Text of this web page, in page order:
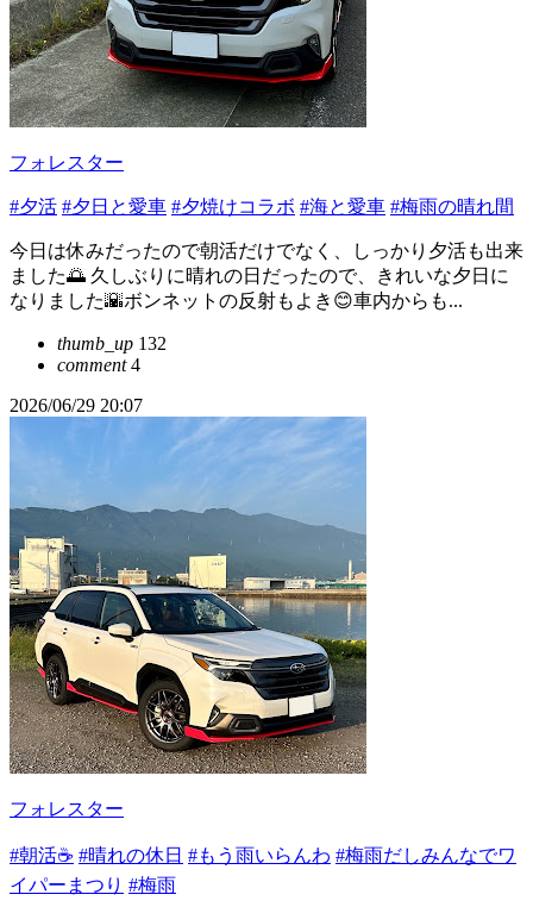
フォレスター
#夕活 #夕日と愛車 #夕焼けコラボ #海と愛車 #梅雨の晴れ間
今日は休みだったので朝活だけでなく、しっかり夕活も出来
ました🌅 久しぶりに晴れの日だったので、きれいな夕日に
なりました🌇ボンネットの反射もよき😊車内からも...
thumb_up 132
comment4
2026/06/29 20:07
フォレスター
#朝活☕️ #晴れの休日 #もう雨いらんわ #梅雨だしみんなでワ
イパーまつり #梅雨